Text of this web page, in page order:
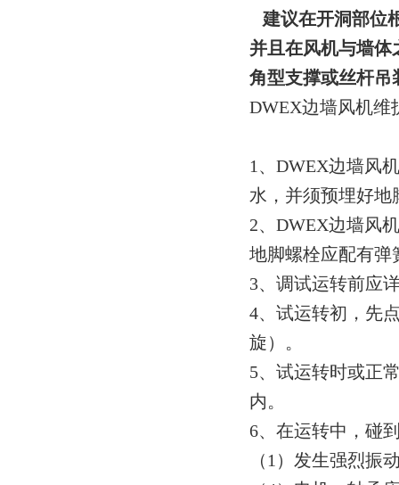
建议在开洞部位
并且在风机与墙
角型支撑或丝杆吊
DWEX边墙风机维
1、DWEX边墙风
水，并须预埋好地
2、DWEX边墙风
地脚螺栓应配有弹
3、调试运转前应
4、试运转初，先
旋）。
5、试运转时或正
内。
6、在运转中，碰
（1）发生强烈振